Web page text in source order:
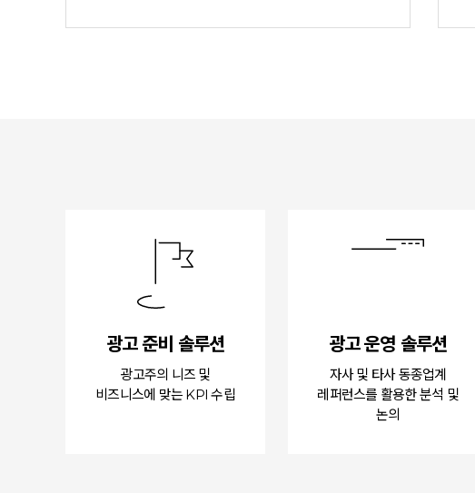
광고 준비 솔루션
광고주의 니즈 및
비즈니스에 맞는 KPI 수립
광고 운영 솔루션
자사 및 타사 동종업계
레퍼런스를 활용한 분석 및
논의